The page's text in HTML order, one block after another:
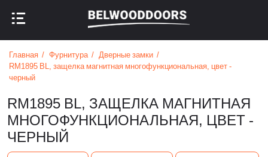
НАЗАД В МЕНЮ
НАЗАД В МЕНЮ
Главная Фурнитура
Дверные замки
RM1895 BL, защелка магнитная многофункциональная, цвет -
черный
RM1895 BL, ЗАЩЕЛКА МАГНИТНАЯ
МНОГОФУНКЦИОНАЛЬНАЯ, ЦВЕТ -
ЧЕРНЫЙ